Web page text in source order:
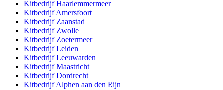
KitbedrijfHaarlemmermeer
KitbedrijfAmersfoort
Kitbedrijf Zaanstad
Kitbedrijf Zwolle
Kitbedrijf Zoetermeer
KitbedrijfLeiden
KitbedrijfLeeuwarden
KitbedrijfMaastricht
KitbedrijfDordrecht
KitbedrijfAlphen aan den Rijn